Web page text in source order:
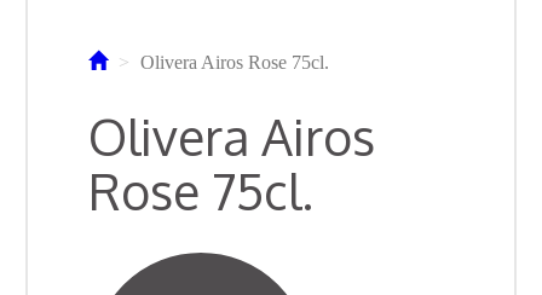
Olivera Airos Rose 75cl.
Olivera Airos
Rose 75cl.